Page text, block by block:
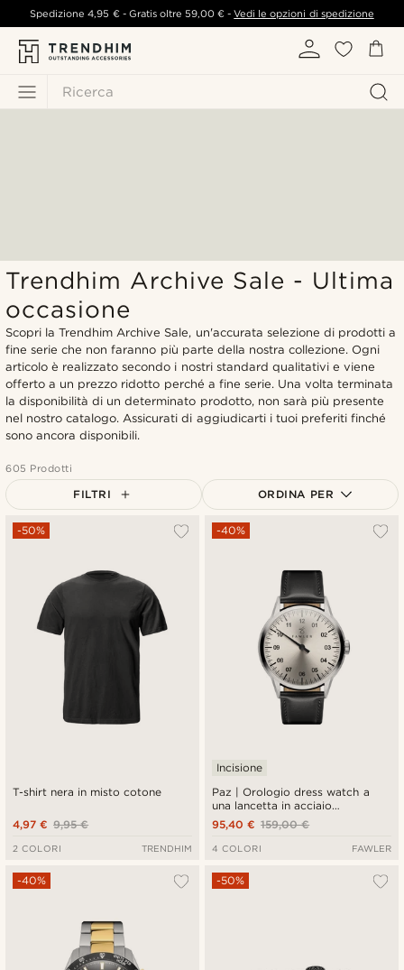
Ricerca
Spedizione4,95 €- Gratis oltre 59,00 € -Vedi le opzioni di spedizione
Trendhim Archive Sale - Ultima
occasione
Scopri la Trendhim Archive Sale, un'accurata selezione di prodotti a
fine serie che non faranno più parte della nostra collezione. Ogni
articolo è realizzato secondo i nostri standard qualitativi e viene
offerto a un prezzo ridotto perché a fine serie. Una volta terminata
la disponibilità di un determinato prodotto, non sarà più presente
nel nostro catalogo. Assicurati di aggiudicarti i tuoi preferiti finché
sono ancora disponibili.
605 Prodotti
FILTRI ORDINA PER
Più popolari
Più economici
Più costosi
T-shirt nera in misto cotone
-50%
9,95 €
4,97 €
2 COLORI TRENDHIM
Paz | Orologio dress watch a
una lancetta in acciaio
inossidabile color argento
-40%
Incisione
159,00 €
95,40 €
4 COLORI FAWLER
-40% -50%